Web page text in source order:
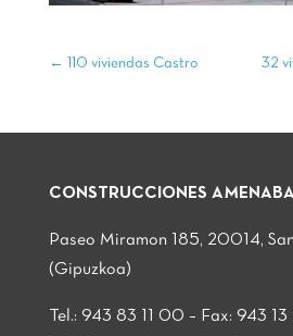
← 110 viviendas Castro 32
CONSTRUCCIONES
Paseo Miramon 185, 20014,
(Gipuzkoa)
Tel.: 943 83 11 00 – Fax: 943